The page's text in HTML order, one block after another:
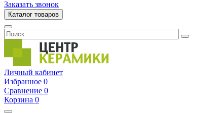
Заказать звонок
Каталог товаров
Личный кабинет
Избранное 0
Сравнение 0
Корзина 0